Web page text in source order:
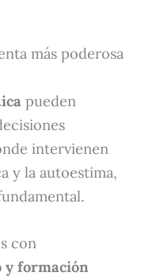
más poderosa
pueden
intervienen
y la autoestima,
con
y formación